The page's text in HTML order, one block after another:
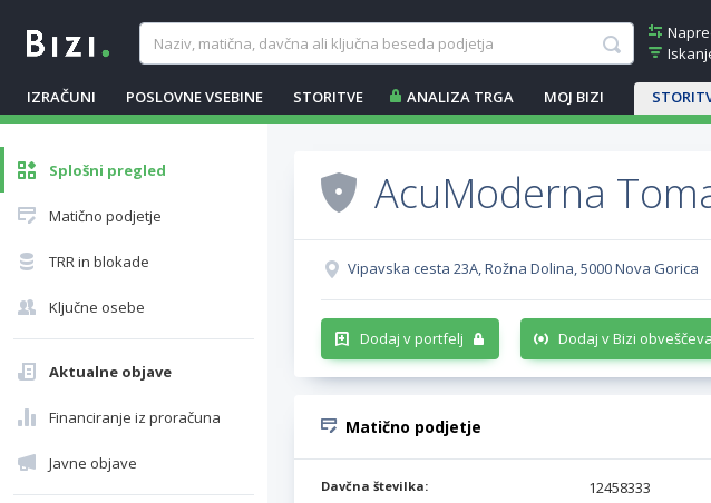
IZRAČUNI POSLOVNE VSEBINE STORITVE ANALIZA TRGA MOJ BIZI
Splošni pregled
Matično podjetje
TRR in blokade
Ključne osebe
Aktualne objave
Financiranje iz proračuna
Javne objave
AcuModerna
Vipavska cesta 23A, Rožna Dolina, 5000 Nova Gorica
Dodaj v portfelj Dodaj v Bizi
Matično podjetje
Davčna številka: 12458333